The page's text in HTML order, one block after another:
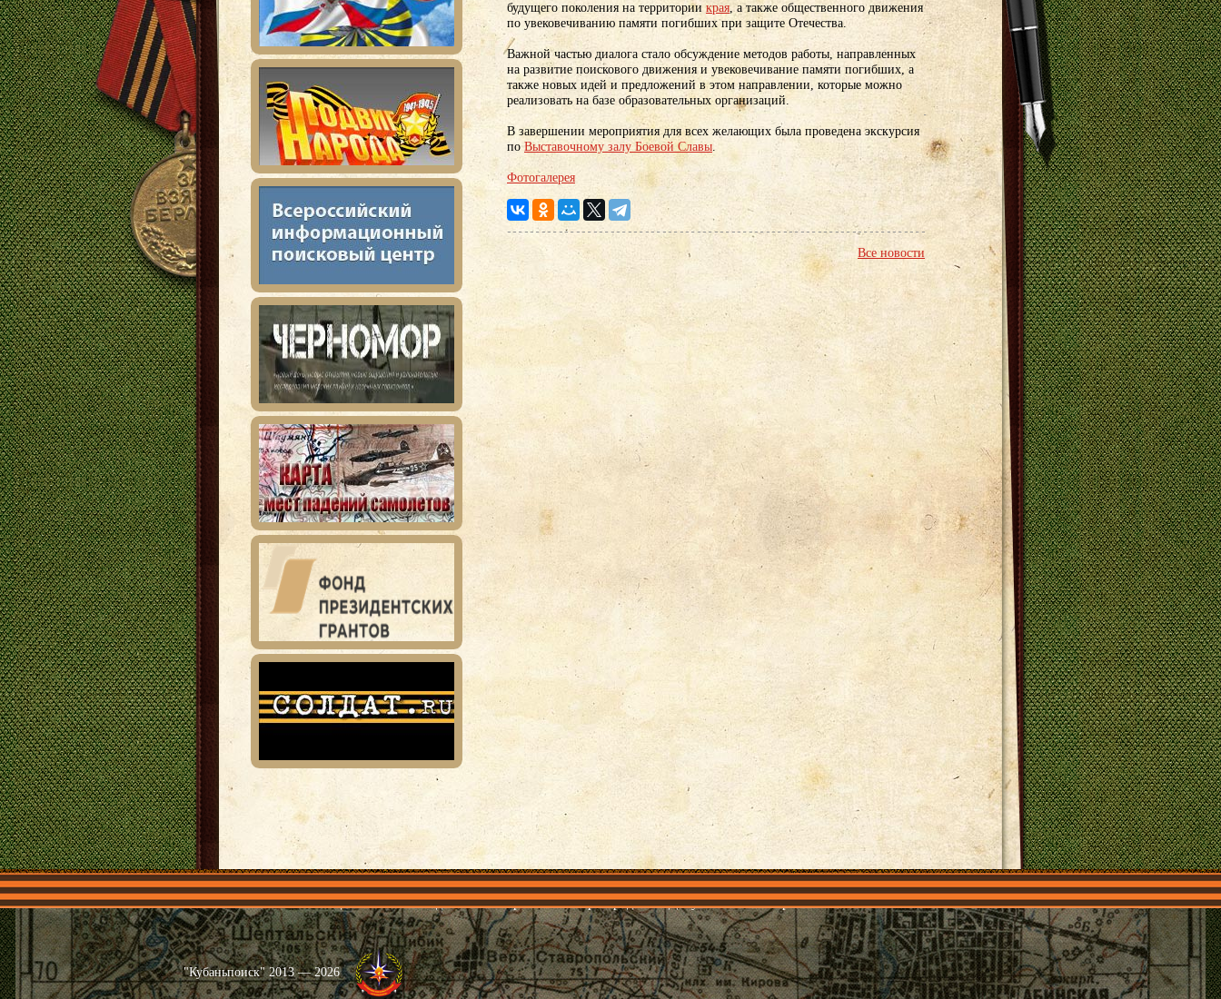
будущего поколения на территориикрая, а также общественного движения
по увековечиванию памяти погибших при защите Отечества.
Важной частью диалога стало обсуждение методов работы, направленных
на развитие поискового движения и увековечивание памяти погибших, а
также новых идей и предложений в этом направлении, которые можно
реализовать на базе образовательных организаций.
В завершении мероприятия для всех желающих была проведена экскурсия
по Выставочному залу Боевой Славы.
Фотогалерея
Все новости
Главная Имена Общественные объединения Проекты Герои рядом Документы Галерея О нас
"Кубаньпоиск" 2013 — 2026